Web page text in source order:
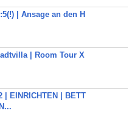
| Ansage an den H
| Room Tour X
| EINRICHTEN | BETT